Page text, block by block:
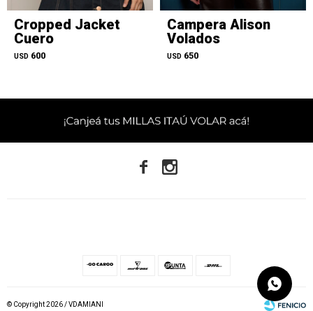
Cropped Jacket
Cuero
USD 600
Campera Alison
Volados
USD 650
 
© Copyright 2026 / VDAMIANI